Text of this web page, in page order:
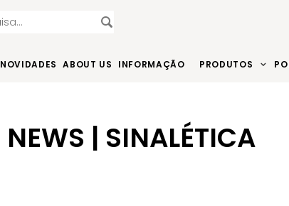
NOVIDADES ABOUT US INFORMAÇÃO PRODUTOS
NEWS | SINALÉTICA